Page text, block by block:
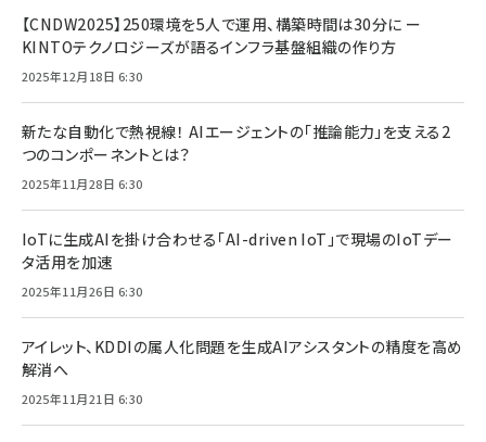
【CNDW2025】250環境を5人で運用、構築時間は30分に ー
KINTOテクノロジーズが語るインフラ基盤組織の作り方
2025年12月18日 6:30
新たな自動化で熱視線！ AIエージェントの「推論能力」を支える2
つのコンポーネントとは？
2025年11月28日 6:30
IoTに生成AIを掛け合わせる「AI-driven IoT」で現場のIoTデー
タ活用を加速
2025年11月26日 6:30
アイレット、KDDIの属人化問題を生成AIアシスタントの精度を高め
解消へ
2025年11月21日 6:30